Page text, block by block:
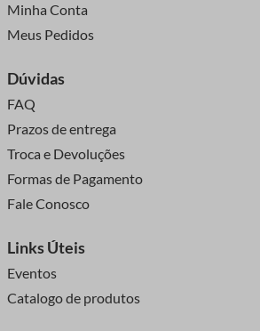
Minha Conta
Meus Pedidos
Dúvidas
FAQ
Prazos de entrega
Troca e Devoluções
Formas de Pagamento
Fale Conosco
Links Úteis
Eventos
Catalogo de produtos